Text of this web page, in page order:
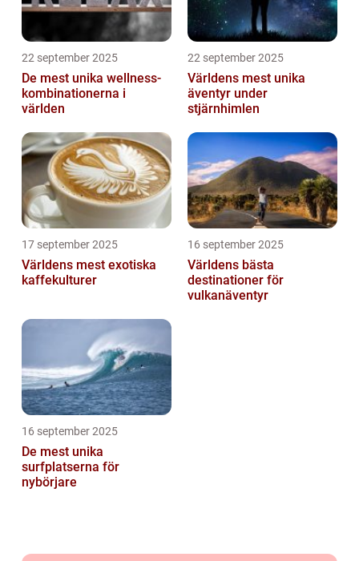
22 september 2025
De mest unika wellness-
kombinationerna i
världen
22 september 2025
Världens mest unika
äventyr under
stjärnhimlen
17 september 2025
Världens mest exotiska
kaffekulturer
16 september 2025
Världens bästa
destinationer för
vulkanäventyr
16 september 2025
De mest unika
surfplatserna för
nybörjare